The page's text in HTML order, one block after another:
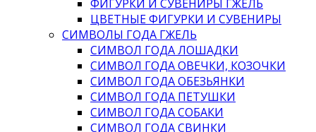
ФИГУРКИ И СУВЕНИРЫ ГЖЕЛЬ
ЦВЕТНЫЕ ФИГУРКИ И СУВЕНИРЫ
СИМВОЛЫ ГОДА ГЖЕЛЬ
СИМВОЛ ГОДА ЛОШАДКИ
СИМВОЛ ГОДА ОВЕЧКИ, КОЗОЧКИ
СИМВОЛ ГОДА ОБЕЗЬЯНКИ
СИМВОЛ ГОДА ПЕТУШКИ
СИМВОЛ ГОДА СОБАКИ
СИМВОЛ ГОДА СВИНКИ